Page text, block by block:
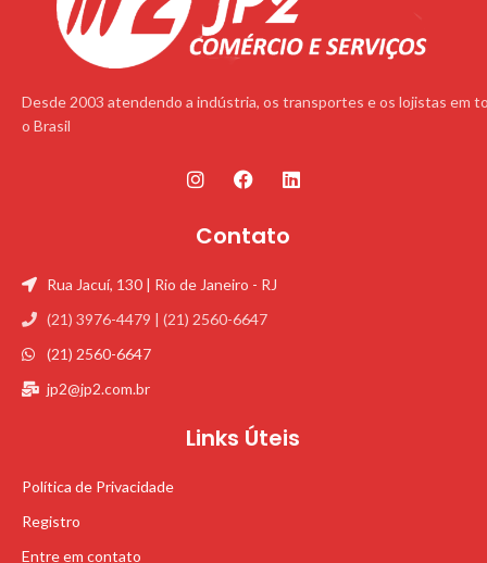
Desde 2003 atendendo a indústria, os transportes e os lojistas em
o Brasil
Contato
Rua Jacuí, 130 | Rio de Janeiro - RJ
(21) 3976-4479 | (21) 2560-6647
(21) 2560-6647
jp2@jp2.com.br
Links Úteis
Política de Privacidade
Registro
Entre em contato